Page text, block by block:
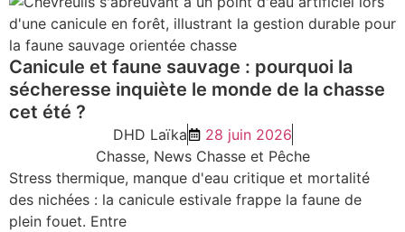
Canicule et faune sauvage : pourquoi la
sécheresse inquiète le monde de la chasse
cet été ?
DHD Laïka
28 juin 2026
Chasse, News Chasse et Pêche
Stress thermique, manque d'eau critique et mortalité
des nichées : la canicule estivale frappe la faune de
plein fouet. Entre